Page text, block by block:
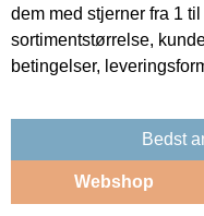
dem med stjerner fra 1
sortimentstørrelse,
betingelser,
Bedst
Webshop